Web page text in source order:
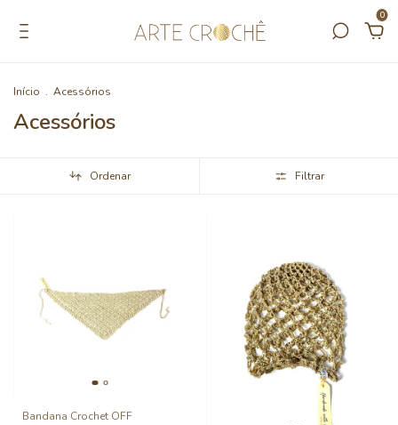
0
Início . Acessórios
Acessórios
Ordenar Filtrar
Bandana Crochet OFF